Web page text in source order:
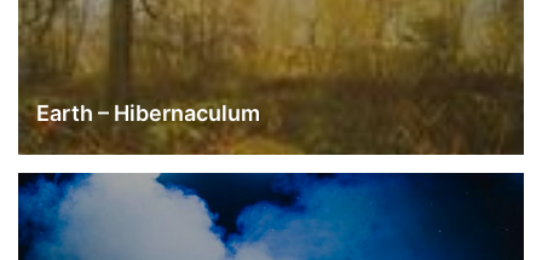
Earth – Hibernaculum